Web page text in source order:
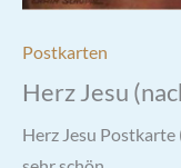
Postkarten
Herz Jesu
Herz Jesu Postkarte